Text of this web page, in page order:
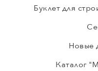
Буклет для
Новые
Каталог